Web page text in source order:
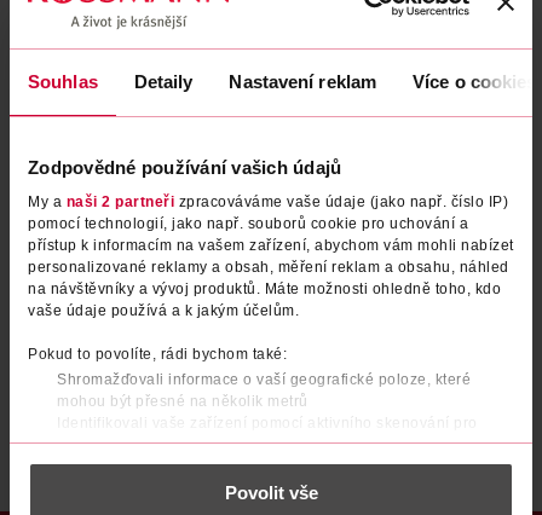
Souhlas Detaily Nastavení reklam Více o cookies
Zodpovědné používání vašich údajů
My a naši 2 partneři zpracováváme vaše údaje (jako např. číslo IP)
pomocí technologií, jako např. souborů cookie pro uchování a
přístup k informacím na vašem zařízení, abychom vám mohli nabízet
personalizované reklamy a obsah, měření reklam a obsahu, náhled
na návštěvníky a vývoj produktů. Máte možnosti ohledně toho, kdo
vaše údaje používá a k jakým účelům.
Pokud to povolíte, rádi bychom také:
Shromažďovali informace o vaší geografické poloze, které
mohou být přesné na několik metrů
Identifikovali vaše zařízení pomocí aktivního skenování pro
konkrétní charakteristiky (otisk prstu)
Zjistěte více o tom, jak zpracováváme vaše osobní údaje, a nastavte
části s podrobnostmi . Svůj souhlas můžete kdykoliv
Povolit vše
Zapomenuté heslo
PŘIHLÁSIT SE
Po registraci se stáváte členem ROSSMANN CLUBu a můžete čerpat výhody naplno. Zjistit více